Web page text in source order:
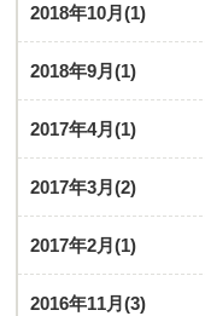
2018年10月(1)
2018年9月(1)
2017年4月(1)
2017年3月(2)
2017年2月(1)
2016年11月(3)